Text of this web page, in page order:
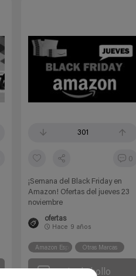
301
0
¡Semana del Black Friday en
Amazon! Ofertas del jueves 23
noviembre
ofertas
Hace 9 años
Amazon España Otras Marcas
Ir al chollo